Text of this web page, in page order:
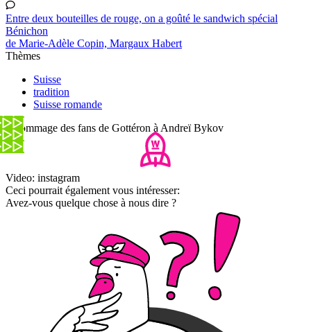
Entre deux bouteilles de rouge, on a goûté le sandwich spécial
Bénichon
de Marie-Adèle Copin, Margaux Habert
Thèmes
Suisse
tradition
Suisse romande
L'hommage des fans de Gottéron à Andreï Bykov
Video: instagram
Ceci pourrait également vous intéresser:
Avez-vous quelque chose à nous dire ?